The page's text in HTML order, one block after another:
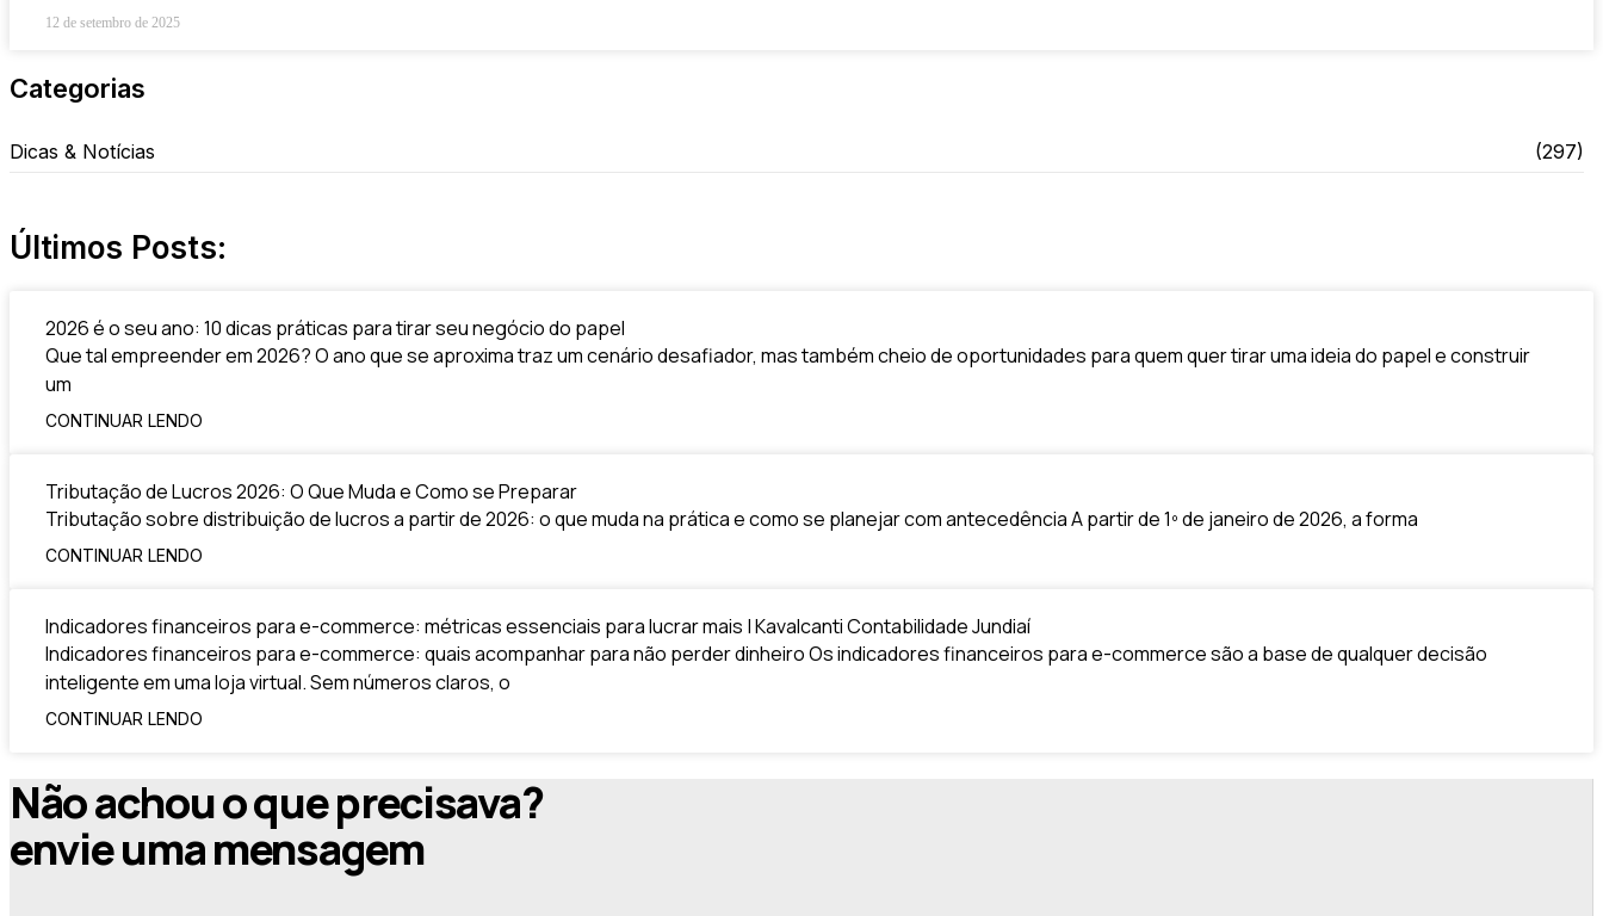
12 de setembro de 2025
Categorias
Dicas & Notícias (297)
Últimos Posts:
2026 é o seu ano: 10 dicas práticas para tirar seu negócio do papel
Que tal empreender em 2026? O ano que se aproxima traz um cenário desafiador, mas também cheio de oportunidades para quem quer tirar uma ideia do papel e construir
um
CONTINUAR LENDO
Tributação de Lucros 2026: O Que Muda e Como se Preparar
Tributação sobre distribuição de lucros a partir de 2026: o que muda na prática e como se planejar com antecedência A partir de 1º de janeiro de 2026, a forma
CONTINUAR LENDO
Indicadores financeiros para e-commerce: métricas essenciais para lucrar mais | Kavalcanti Contabilidade Jundiaí
Indicadores financeiros para e-commerce: quais acompanhar para não perder dinheiro Os indicadores financeiros para e-commerce são a base de qualquer decisão
inteligente em uma loja virtual. Sem números claros, o
CONTINUAR LENDO
Não achou o que precisava?
envie uma mensagem